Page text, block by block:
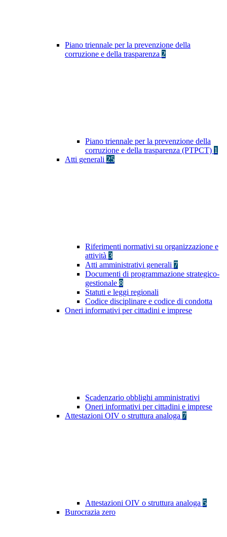
Piano triennale per la prevenzione della
corruzione e della trasparenza 2
Piano triennale per la prevenzione della
corruzione e della trasparenza (PTPCT) 1
Atti generali 25
Riferimenti normativi su organizzazione e
attività 3
Atti amministrativi generali 7
Documenti di programmazione strategico-
gestionale 8
Statuti e leggi regionali
Codice disciplinare e codice di condotta
Oneri informativi per cittadini e imprese
Scadenzario obblighi amministrativi
Oneri informativi per cittadini e imprese
Attestazioni OIV o struttura analoga 7
Attestazioni OIV o struttura analoga 5
Burocrazia zero